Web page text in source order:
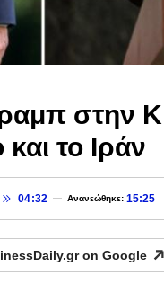
στην
το Ιράν
04:32 Ανανεώθηκε: 15:25
on Google